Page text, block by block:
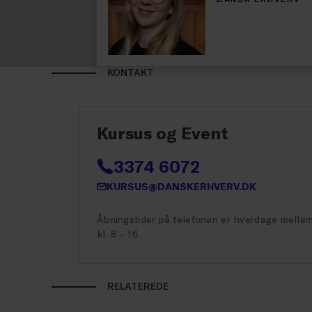
KONTAKT
Kursus og Event
3374 6072
KURSUS@DANSKERHVERV.DK
Åbningstider på telefonen er hverdage
kl. 8 - 16.
RELATEREDE